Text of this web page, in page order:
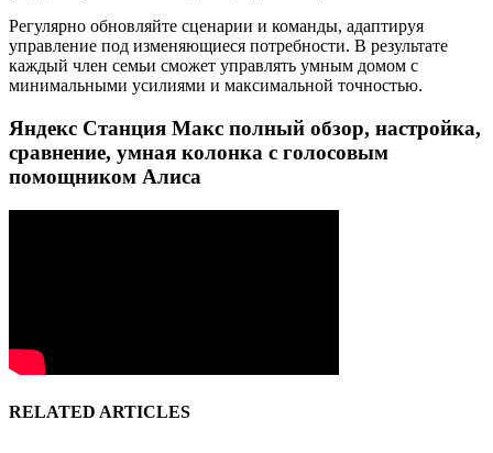
Регулярно обновляйте сценарии и команды, адаптируя
управление под изменяющиеся потребности. В результате
каждый член семьи сможет управлять умным домом с
минимальными усилиями и максимальной точностью.
Яндекс Станция Макс полный обзор, настройка,
сравнение, умная колонка с голосовым
помощником Алиса
RELATED ARTICLES